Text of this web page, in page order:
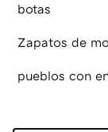
botas
Zapatos de
pueblos con